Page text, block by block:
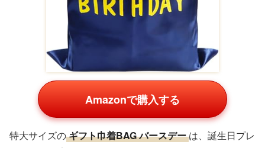
Amazonで購入する
特大サイズのギフト巾着BAG バースデー は、誕生日プレ